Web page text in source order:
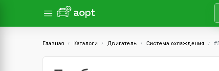
Главная Каталоги Двигатель Система охлаждения